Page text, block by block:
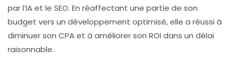
par l’IA et le SEO. En réaffectant une partie de son
budget vers un développement optimisé, elle a réussi à
diminuer son CPA et à améliorer son ROI dans un délai
raisonnable.